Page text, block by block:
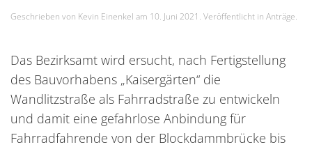
Geschrieben von Kevin Einenkel am 10. Juni 2021 . Veröffentlicht in Anträge.
Das Bezirksamt wird ersucht, nach Fertigstellung
des Bauvorhabens „Kaisergärten“ die
Wandlitzstraße als Fahrradstraße zu entwickeln
und damit eine gefahrlose Anbindung für
Fahrradfahrende von der Blockdammbrücke bis